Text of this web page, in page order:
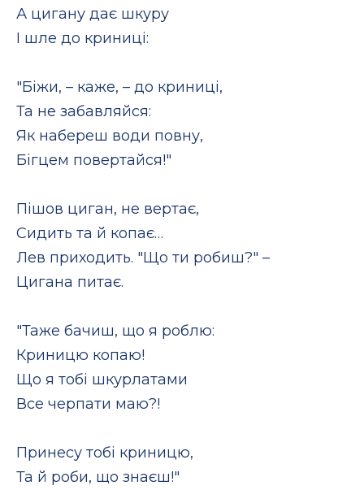
А цигану дає шкуру
І шле до криниці:
"Біжи, – каже, – до криниці,
Та не забавляйся:
Як набереш води повну,
Бігцем повертайся!"
Пішов циган, не вертає,
Сидить та й копає…
Лев приходить. "Що ти робиш?" –
Цигана питає.
"Таже бачиш, що я роблю:
Криницю копаю!
Що я тобі шкурлатами
Все черпати маю?!
Принесу тобі криницю,
Та й роби, що знаєш!"